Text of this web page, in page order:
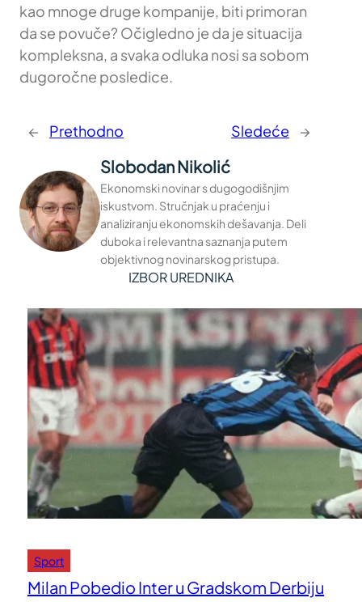
kao mnoge druge kompanije, biti primoran
da se povuče? Očigledno je da je situacija
kompleksna, a svaka odluka nosi sa sobom
dugoročne posledice.
← Prethodno Sledeće →
Slobodan Nikolić
Ekonomski novinar s dugogodišnjim
iskustvom. Stručnjak u praćenju i
analiziranju ekonomskih dešavanja. Deli
duboka i relevantna saznanja putem
objektivnog novinarskog pristupa.
IZBOR UREDNIKA
Sport
Milan Pobedio Inter u Gradskom Derbiju